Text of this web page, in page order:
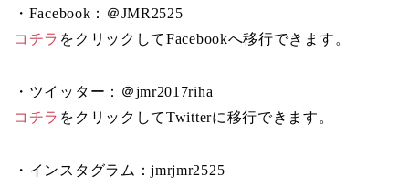
・Facebook：＠JMR2525
コチラ をクリックしてFacebookへ移行できます。
・ツイッター：＠jmr2017riha
コチラ をクリックしてTwitterに移行できます。
・インスタグラム：jmrjmr2525